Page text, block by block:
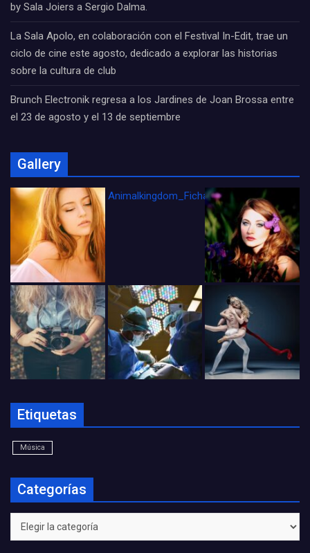
by Sala Joiers a Sergio Dalma.
La Sala Apolo, en colaboración con el Festival In-Edit, trae un
ciclo de cine este agosto, dedicado a explorar las historias
sobre la cultura de club
Brunch Electronik regresa a los Jardines de Joan Brossa entre
el 23 de agosto y el 13 de septiembre
Gallery
Animalkingdom_FichaCine
Etiquetas
Música
Categorías
Categorías